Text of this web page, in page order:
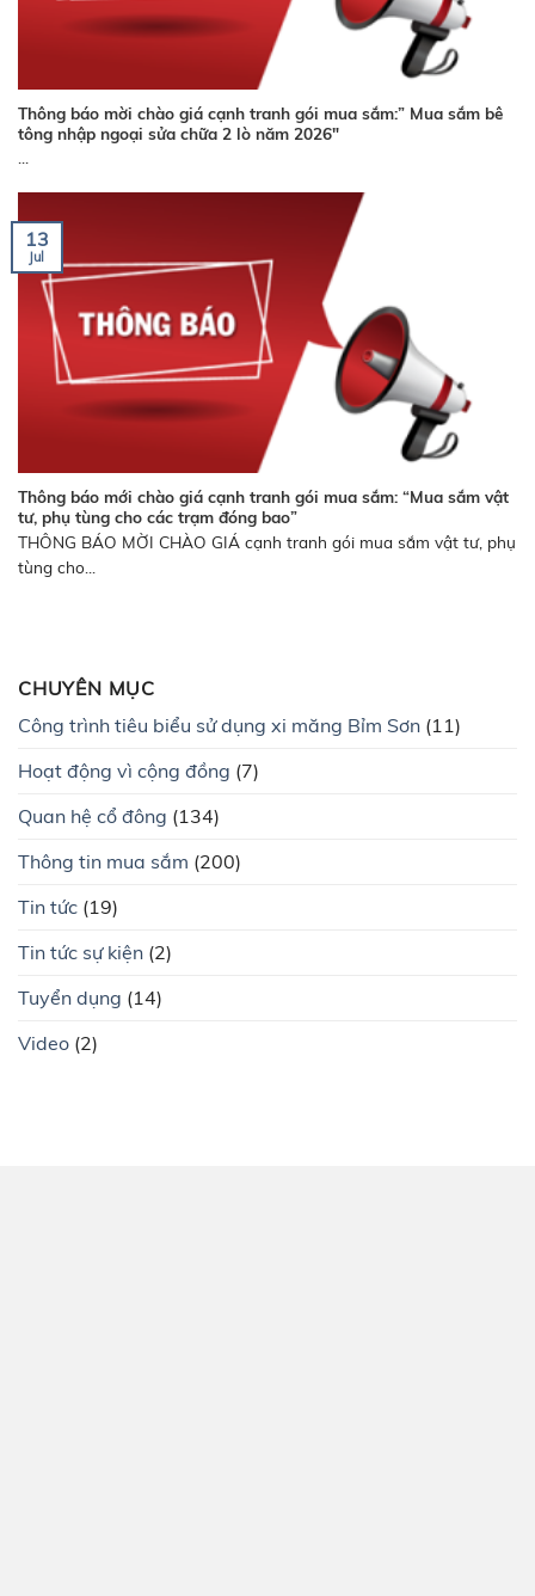
Thông báo mời chào giá cạnh tranh gói mua sắm:” Mua sắm bê
tông nhập ngoại sửa chữa 2 lò năm 2026″
Thông báo mới chào giá cạnh tranh gói mua sắm: “Mua sắm vật
tư, phụ tùng cho các trạm đóng bao”
THÔNG BÁO MỜI CHÀO GIÁ cạnh tranh gói mua sắm vật tư, phụ
tùng cho...
13
Jul
CHUYÊN MỤC
Công trình tiêu biểu sử dụng xi măng Bỉm Sơn (11)
Hoạt động vì cộng đồng (7)
Quan hệ cổ đông (134)
Thông tin mua sắm (200)
Tin tức (19)
Tin tức sự kiện (2)
Tuyển dụng (14)
Video (2)